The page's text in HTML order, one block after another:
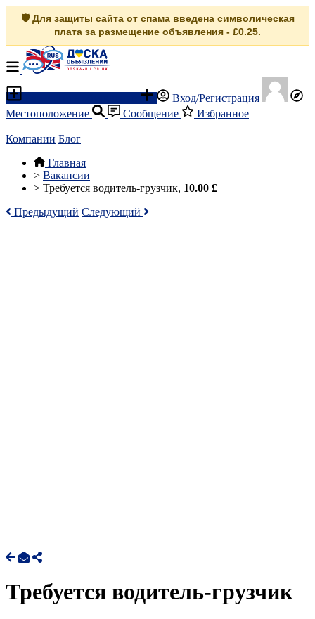
🛡️ Для защиты сайта от спама введена символическая
плата за размещение объявления - £0.25.
Вход/Регистрация
Местоположение
Сообщение Избранное
Компании Блог
Главная
> Вакансии
> Требуется водитель-грузчик, 10.00 £
Предыдущий Следующий
Требуется водитель-грузчик